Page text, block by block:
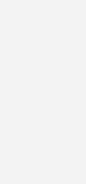
ist auf das
ausgerichtet.
Mikrofonen in
die Kamera
eines Lecks
Touchscreen wird
Stelle des Lecks